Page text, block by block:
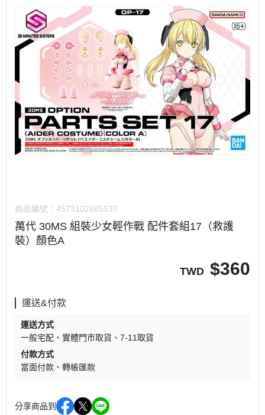
商品編號： 4573102685537
萬代 30MS 組裝少女輕作戰 配件套組17（救護
裝）顏色A
TWD $360
運送&付款
運送方式
一般宅配
實體門市取貨
7-11取貨
付款方式
當面付款
轉帳匯款
分享商品到